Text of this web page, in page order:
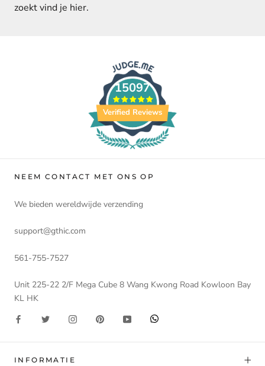
zoekt vind je hier.
15097
Verified Reviews
NEEM CONTACT MET ONS OP
We bieden wereldwijde verzending
support@gthic.com
561-755-7527
Unit 225-22 2/F Mega Cube 8 Wang Kwong Road Kowloon Bay
KL HK
INFORMATIE